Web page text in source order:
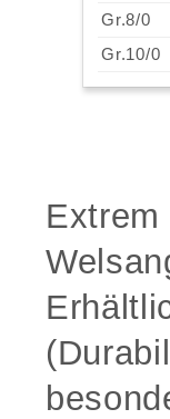
Gr.8/0
Gr.10/0